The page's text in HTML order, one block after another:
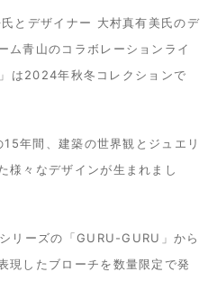
とデザイナー 大村真有美氏のデ
ム青山のコラボレーションライ
は2024年秋冬コレクションで
年間、建築の世界観とジュエリ
様々なデザインが生まれまし
リーズの「GURU-GURU」から
現したブローチを数量限定で発